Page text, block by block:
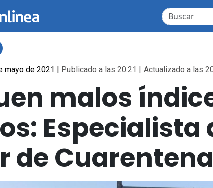
mayo de 2021 | Publicado a las 20:21 | Actualizado a las
malos
de Cuarentena